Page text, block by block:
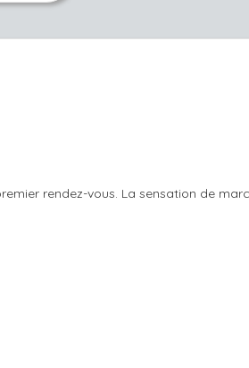
rendez-vous. La sensation de